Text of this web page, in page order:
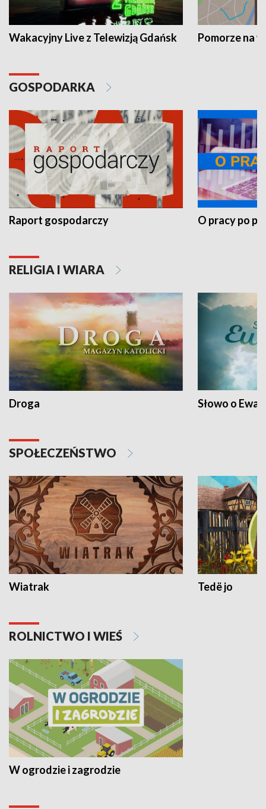
Wakacyjny Live z Telewizją Gdańsk Pomorze na
GOSPODARKA
Raport gospodarczy O pracy po
RELIGIA I WIARA
Droga Słowo o
SPOŁECZEŃSTWO
Wiatrak Tedë jo
ROLNICTWO I WIEŚ
W ogrodzie i zagrodzie